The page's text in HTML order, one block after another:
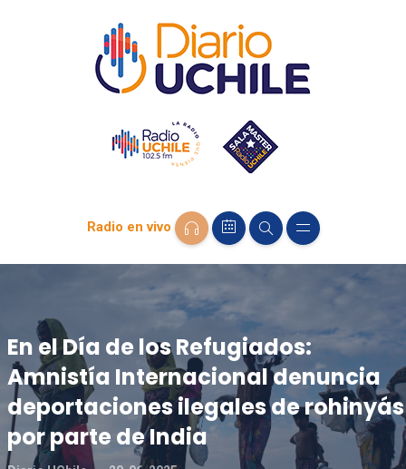
Radio en vivo
En el Día de los Refugiados:
Amnistía Internacional denuncia
deportaciones ilegales de rohinyás
por parte de India